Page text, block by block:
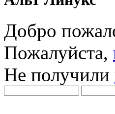
Добро
Пожалуйста,
Не получили